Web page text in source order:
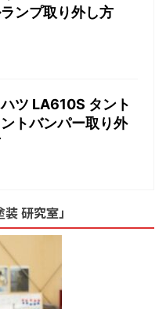
ンプ取り外し方
ツ LA610S タント
トバンパー取り外
研究室」